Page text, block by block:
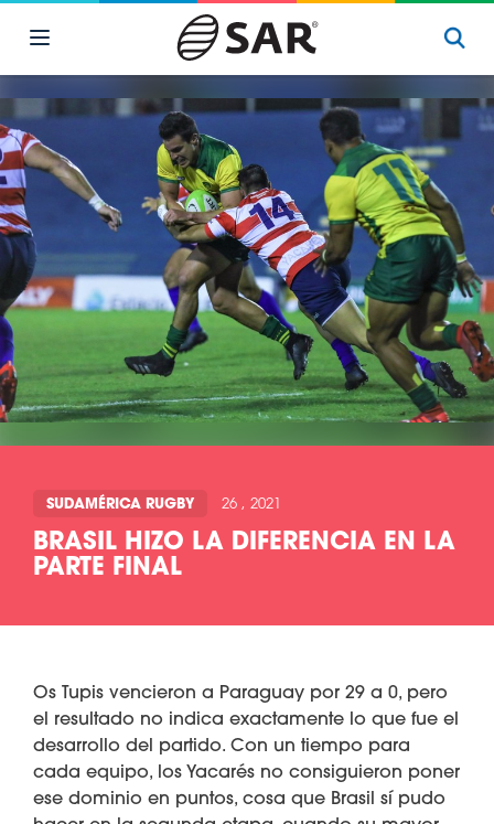
SUDAMÉRICA RUGBY 26 , 2021
BRASIL HIZO LA DIFERENCIA EN LA
PARTE FINAL
Os Tupis vencieron a Paraguay por 29 a 0, pero
el resultado no indica exactamente lo que fue el
desarrollo del partido. Con un tiempo para
cada equipo, los Yacarés no consiguieron poner
ese dominio en puntos, cosa que Brasil sí pudo